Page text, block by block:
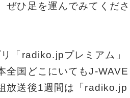
ぜひ足を運んでみてくださ
「radiko.jpプレミアム」
全国どこにいてもJ-WAVE
放送後1週間は「radiko.jp